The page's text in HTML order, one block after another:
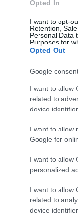
Opted In
I want to opt-
Retention,
Personal Data
Purposes for
Opted Out
Google
I want to allow
related to
device
I want to allow
Google for
I want to allow
personalized
I want to allow
related to
device
Cukkini virágzik,
A cukkini az egyik
zöldség. Kedvező
szedhetünk róla
amikor a növény...
Paradicsom
növény és
Július a paradicsom
ekkorra már
és sorra jelennek
nagy meleg, az ...
Mit vessünk
is szüretelhetsz
Júliusban már
korai burgonya, a
Sokan ily...
kárba
A cseresznyeszezon
fák ágai